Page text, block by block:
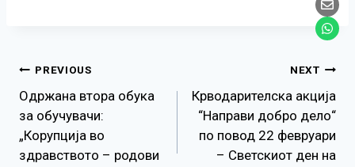
Навигација
на
напис
PREVIOUS
Одржана втора обука
за обучувачи:
„Корупција во
здравството – родови
NEXT
Крводарителска акција
“Направи добро дело“
по повод 22 февруари
– Светскиот ден на